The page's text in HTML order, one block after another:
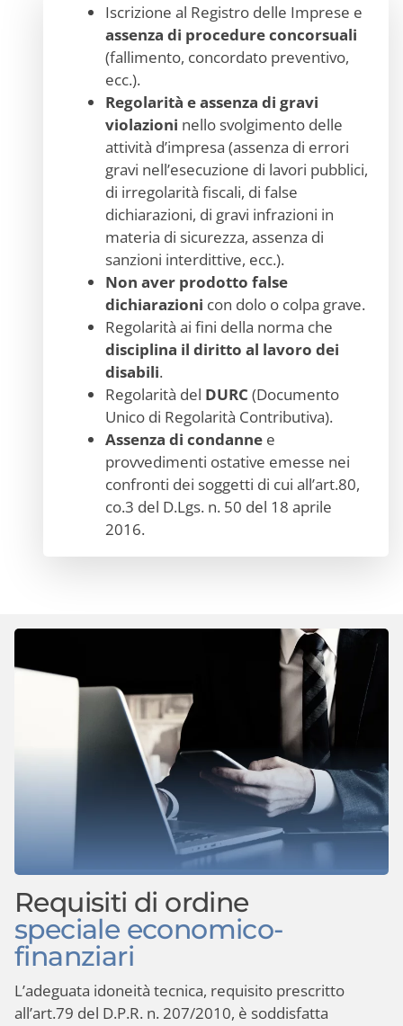
Iscrizione al Registro delle Imprese e
assenza di procedure concorsuali
(fallimento, concordato preventivo,
ecc.).
Regolarità e assenza di gravi
violazioni nello svolgimento delle
attività d’impresa (assenza di errori
gravi nell’esecuzione di lavori pubblici,
di irregolarità fiscali, di false
dichiarazioni, di gravi infrazioni in
materia di sicurezza, assenza di
sanzioni interdittive, ecc.).
Non aver prodotto false
dichiarazioni con dolo o colpa grave.
Regolarità ai fini della norma che
disciplina il diritto al lavoro dei
disabili.
Regolarità del DURC(Documento
Unico di Regolarità Contributiva).
Assenza di condanne e
provvedimenti ostative emesse nei
confronti dei soggetti di cui all’art.80,
co.3 del D.Lgs. n. 50 del 18 aprile
2016.
Requisiti di ordine
speciale economico-
finanziari
L’adeguata idoneità tecnica, requisito prescritto
all’art.79 del D.P.R. n. 207/2010, è soddisfatta